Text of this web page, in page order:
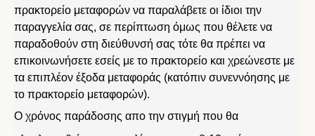
πρακτορείο μεταφορών να παραλάβετε οι ίδιοι την
παραγγελία σας, σε περίπτωση όμως που θέλετε να
παραδοθούν στη διεύθυνσή σας τότε θα πρέπει να
επικοινωνήσετε εσείς με το πρακτορείο και χρεώνεστε με
τα επιπλέον έξοδα μεταφοράς (κατόπιν συνεννόησης με
το πρακτορείο μεταφορών).
Ο χρόνος παράδοσης απο την στιγμή που θα